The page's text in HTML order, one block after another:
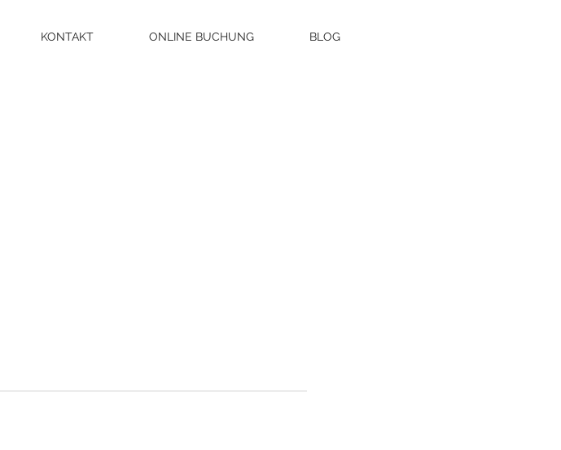
KONTAKT ONLINE BUCHUNG BLOG